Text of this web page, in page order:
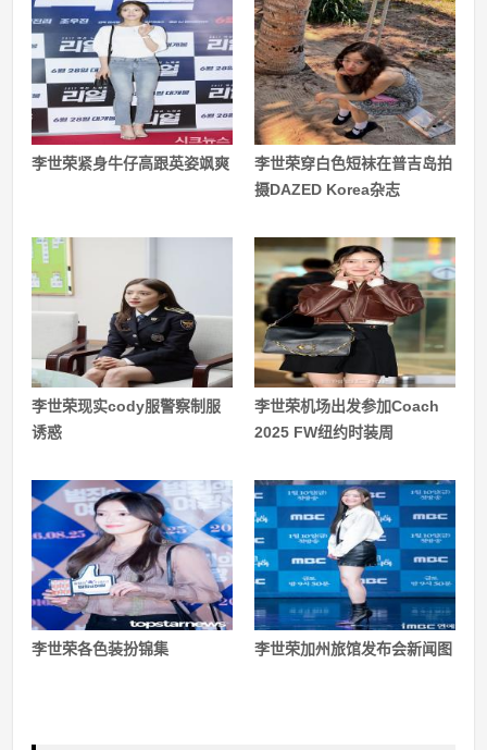
李世荣紧身牛仔高跟英姿飒爽
李世荣穿白色短袜在普吉岛拍
摄DAZED Korea杂志
李世荣现实cody服警察制服
诱惑
李世荣机场出发参加Coach
2025 FW纽约时装周
李世荣各色装扮锦集 李世荣加州旅馆发布会新闻图